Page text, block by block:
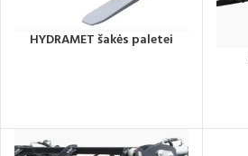
HYDRAMET šakės paletei